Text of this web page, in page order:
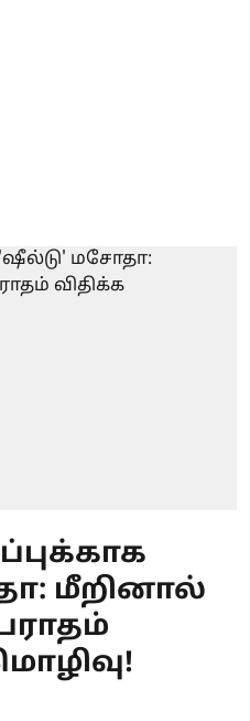
மீறினால்